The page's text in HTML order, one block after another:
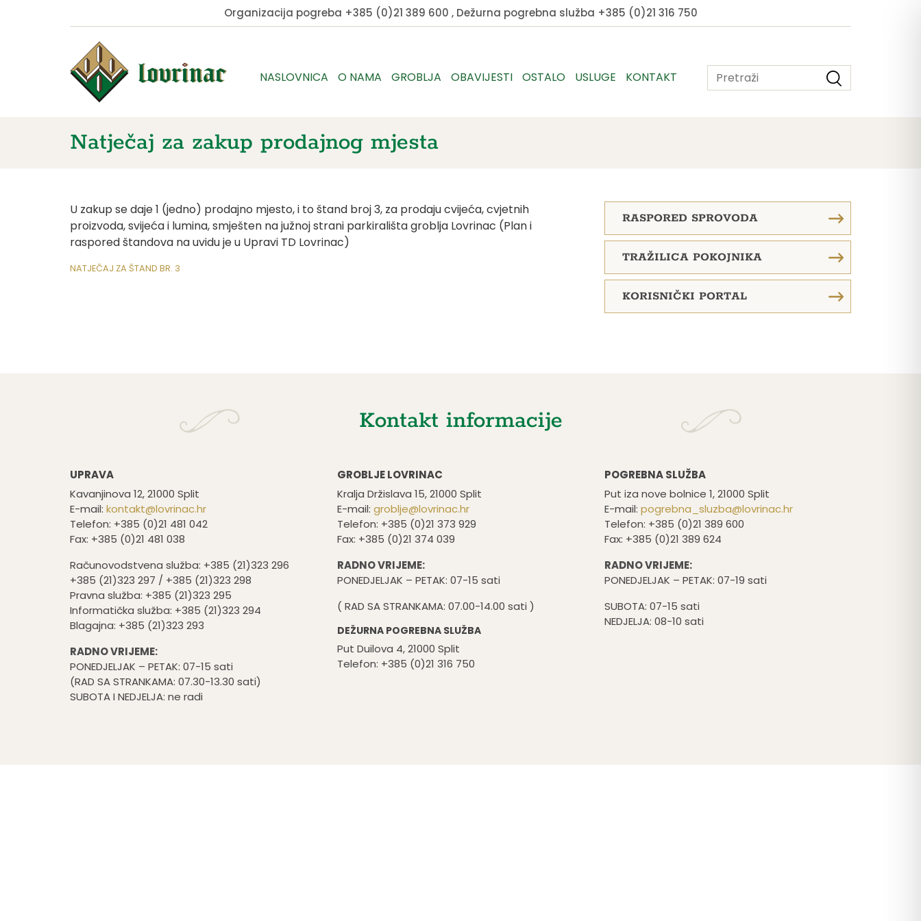
Organizacija pogreba +385 (0)21 389 600 , Dežurna pogrebna služba +385 (0)21 316 750
NASLOVNICA O NAMA GROBLJA OBAVIJESTI OSTALO USLUGE KONTAKT
Natječaj za zakup prodajnog mjesta
U zakup se daje 1 (jedno) prodajno mjesto, i to štand broj 3, za prodaju cvijeća, cvjetnih
proizvoda, svijeća i lumina, smješten na južnoj strani parkirališta groblja Lovrinac (Plan i
raspored štandova na uvidu je u Upravi TD Lovrinac)
NATJEČAJ ZA ŠTAND BR. 3
RASPORED SPROVODA
TRAŽILICA POKOJNIKA
KORISNIČKI PORTAL
Kontakt informacije
UPRAVA
Kavanjinova 12, 21000 Split
E-mail: kontakt@lovrinac.hr
Telefon: +385 (0)21 481 042
Fax: +385 (0)21 481 038
Računovodstvena služba: +385 (21)323 296
+385 (21)323 297 / +385 (21)323 298
Pravna služba: +385 (21)323 295
Informatička služba: +385 (21)323 294
Blagajna: +385 (21)323 293
RADNO VRIJEME:
PONEDJELJAK – PETAK: 07-15 sati
(RAD SA STRANKAMA: 07.30-13.30 sati)
SUBOTA I NEDJELJA: ne radi
GROBLJE LOVRINAC
Kralja Držislava 15, 21000 Split
E-mail: groblje@lovrinac.hr
Telefon: +385 (0)21 373 929
Fax: +385 (0)21 374 039
RADNO VRIJEME:
PONEDJELJAK – PETAK: 07-15 sati
( RAD SA STRANKAMA: 07.00-14.00 sati )
DEŽURNA POGREBNA SLUŽBA
Put Duilova 4, 21000 Split
Telefon: +385 (0)21 316 750
POGREBNA SLUŽBA
Put iza nove bolnice 1, 21000 Split
E-mail: pogrebna_sluzba@lovrinac.hr
Telefon: +385 (0)21 389 600
Fax: +385 (0)21 389 624
RADNO VRIJEME:
PONEDJELJAK – PETAK: 07-19 sati
SUBOTA: 07-15 sati
NEDJELJA: 08-10 sati